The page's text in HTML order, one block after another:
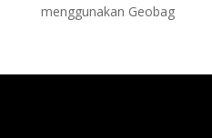
menggunakan Geobag